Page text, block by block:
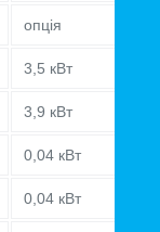
опція
3,5 кВт
3,9 кВт
0,04 кВт
0,04 кВт